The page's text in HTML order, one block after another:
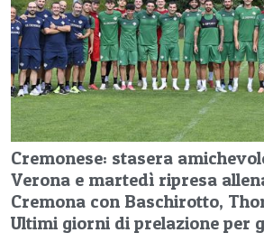
Cremonese: stasera
Verona e martedì ripresa
Cremona con Baschirotto,
Ultimi giorni di prelazione per